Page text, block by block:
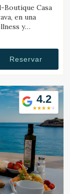
Boutique Casa
en una
y
Reservar
4.2